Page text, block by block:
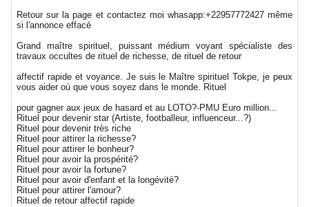
Retour sur la page et contactez moi whasapp:+22957772427 même
si l'annonce effacé
Grand maître spirituel, puissant médium voyant spécialiste des
travaux occultes de rituel de richesse, de rituel de retour
affectif rapide et voyance. Je suis le Maître spirituel Tokpe, je peux
vous aider où que vous soyez dans le monde. Rituel
pour gagner aux jeux de hasard et au LOTO?-PMU Euro million...
Rituel pour devenir star (Artiste, footballeur, influenceur...?)
Rituel pour devenir très riche
Rituel pour attirer la richesse?
Rituel pour attirer le bonheur?
Rituel pour avoir la prospérité?
Rituel pour avoir la fortune?
Rituel pour avoir d'enfant et la longévité?
Rituel pour attirer l'amour?
Rituel de retour affectif rapide